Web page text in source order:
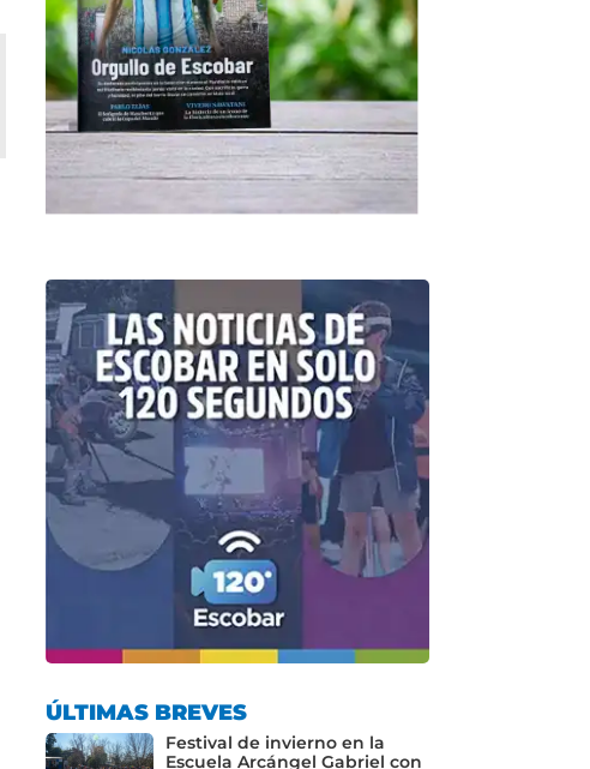
ÚLTIMAS BREVES
Festival de invierno en la
Escuela Arcángel Gabriel con